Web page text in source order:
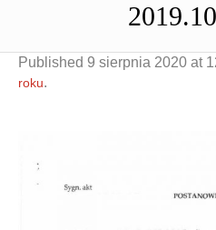
Published 9 sierpnia 2020 at
roku.